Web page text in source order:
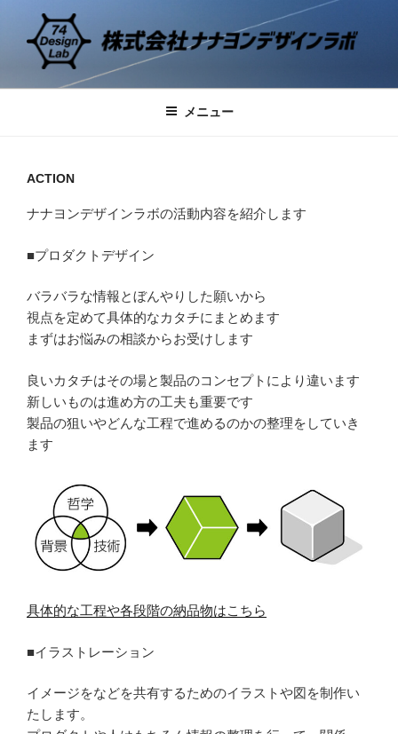
74 DESIGN LAB
デザインの研究と実践
メニュー
ACTION
ナナヨンデザインラボの活動内容を紹介します
■プロダクトデザイン
バラバラな情報とぼんやりした願いから
視点を定めて具体的なカタチにまとめます
まずはお悩みの相談からお受けします
良いカタチはその場と製品のコンセプトにより違います
新しいものは進め方の工夫も重要です
製品の狙いやどんな工程で進めるのかの整理をしていき
ます
具体的な工程や各段階の納品物はこちら
■イラストレーション
イメージをなどを共有するためのイラストや図を制作い
たします。